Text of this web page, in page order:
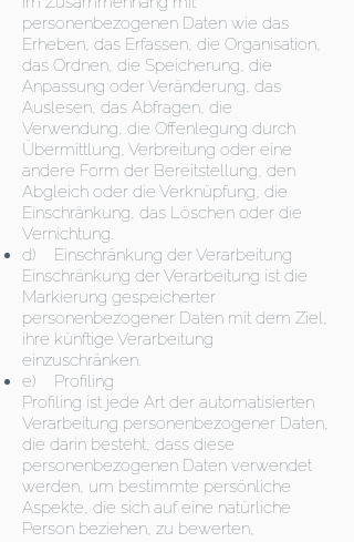
personenbezogenen Daten wie das
Erheben, das Erfassen, die Organisation,
das Ordnen, die Speicherung, die
Anpassung oder Veränderung, das
Auslesen, das Abfragen, die
Verwendung, die Offenlegung durch
Übermittlung, Verbreitung oder eine
andere Form der Bereitstellung, den
Abgleich oder die Verknüpfung, die
Einschränkung, das Löschen oder die
Vernichtung.
d) Einschränkung der Verarbeitung
Einschränkung der Verarbeitung ist die
Markierung gespeicherter
personenbezogener Daten mit dem Ziel,
ihre künftige Verarbeitung
einzuschränken.
e) Profiling
Profiling ist jede Art der automatisierten
Verarbeitung personenbezogener Daten,
die darin besteht, dass diese
personenbezogenen Daten verwendet
werden, um bestimmte persönliche
Aspekte, die sich auf eine natürliche
Person beziehen, zu bewerten,